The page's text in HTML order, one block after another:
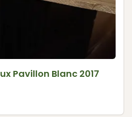
Pavillon Blanc 2017